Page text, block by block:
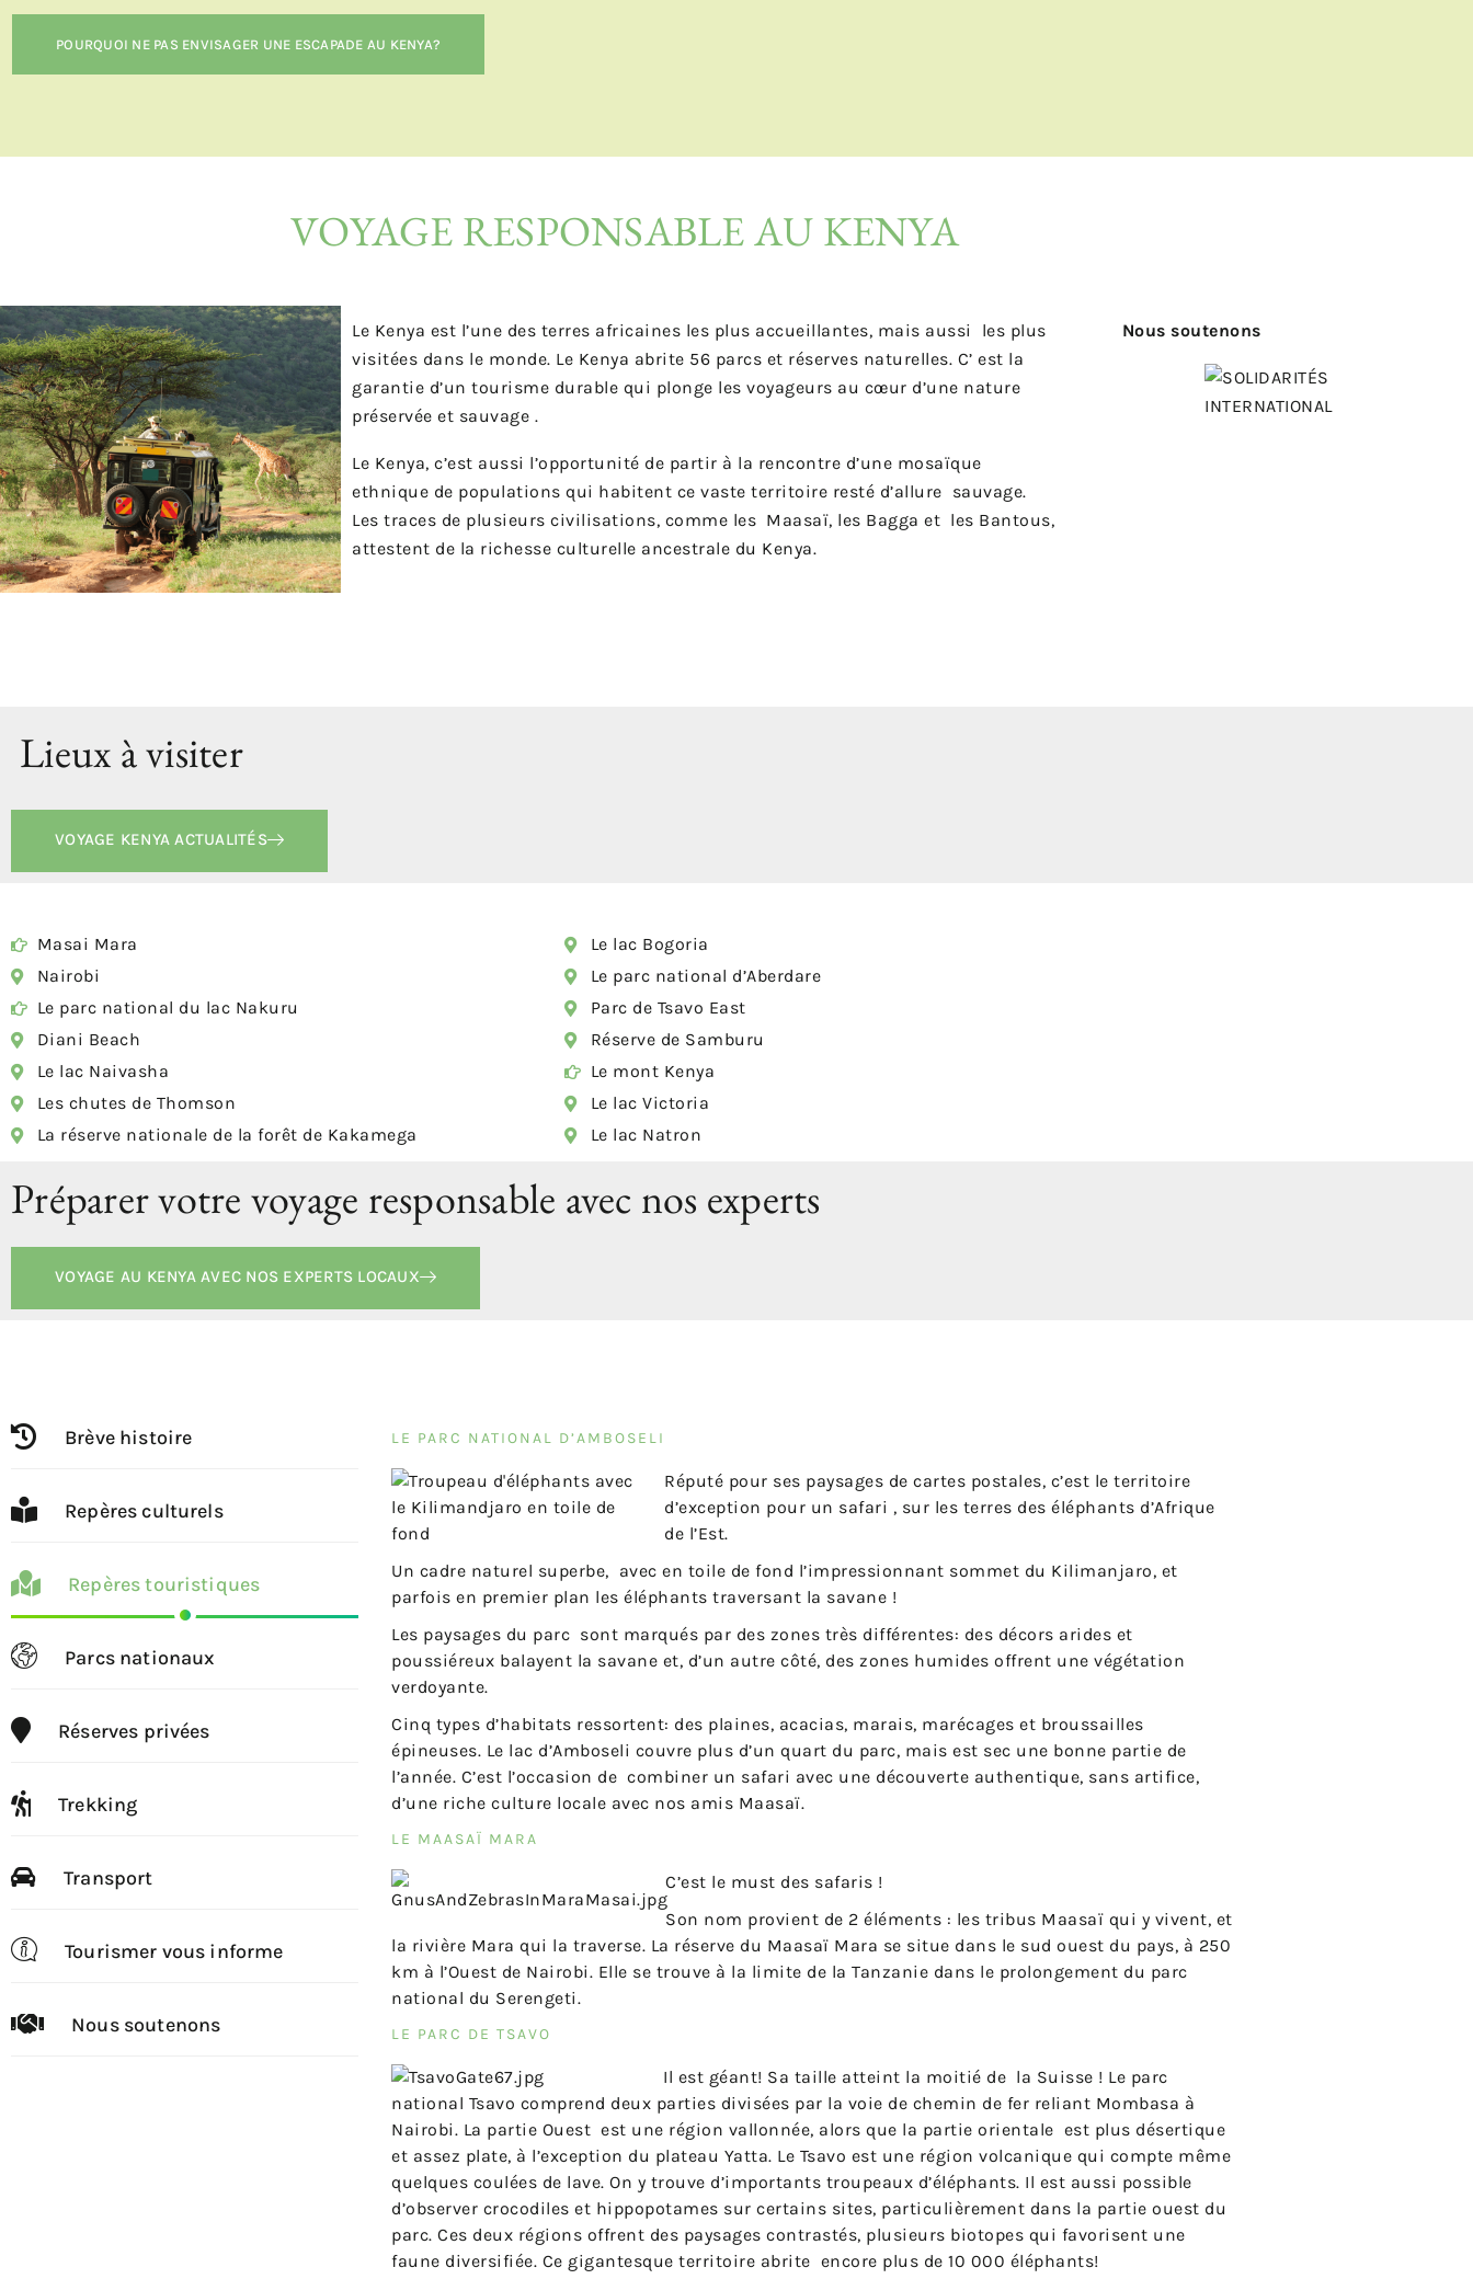
POURQUOI NE PAS ENVISAGER UNE ESCAPADE AU KENYA?
VOYAGE RESPONSABLE AU KENYA
Le Kenya est l’une des terres africaines les plus accueillantes, mais aussi les plus
visitées dans le monde. Le Kenya abrite 56 parcs et réserves naturelles. C’ est la
garantie d’un tourisme durable qui plonge les voyageurs au cœur d’une nature
préservée et sauvage .
Le Kenya, c’est aussi l’opportunité de partir à la rencontre d’une mosaïque
ethnique de populations qui habitent ce vaste territoire resté d’allure sauvage.
Les traces de plusieurs civilisations, comme les Maasaï, les Bagga et les Bantous,
attestent de la richesse culturelle ancestrale du Kenya.
Nous soutenons
Lieux à visiter
VOYAGE KENYA ACTUALITÉS
Masai Mara
Nairobi
Le parc national du lac Nakuru
Diani Beach
Le lac Naivasha
Les chutes de Thomson
La réserve nationale de la forêt de Kakamega
Le lac Bogoria
Le parc national d’Aberdare
Parc de Tsavo East
Réserve de Samburu
Le mont Kenya
Le lac Victoria
Le lac Natron
Préparer votre voyage responsable avec nos experts
VOYAGE AU KENYA AVEC NOS EXPERTS LOCAUX
Brève histoire
Repères culturels
Repères touristiques
Parcs nationaux
Réserves privées
Trekking
Transport
Tourismer vous informe
Nous soutenons
LE PARC NATIONAL D’AMBOSELI
Réputé pour ses paysages de cartes postales, c’est le territoire
d’exception pour un safari , sur les terres des éléphants d’Afrique
de l’Est.
Un cadre naturel superbe, avec en toile de fond l’impressionnant sommet du Kilimanjaro, et
parfois en premier plan les éléphants traversant la savane !
Les paysages du parc sont marqués par des zones très différentes: des décors arides et
poussiéreux balayent la savane et, d’un autre côté, des zones humides offrent une végétation
verdoyante.
Cinq types d’habitats ressortent: des plaines, acacias, marais, marécages et broussailles
épineuses. Le lac d’Amboseli couvre plus d’un quart du parc, mais est sec une bonne partie de
l’année. C’est l’occasion de combiner un safari avec une découverte authentique, sans artifice,
d’une riche culture locale avec nos amis Maasaï.
LE MAASAÏ MARA
C’est le must des safaris !
Son nom provient de 2 éléments : les tribus Maasaï qui y vivent, et
la rivière Mara qui la traverse. La réserve du Maasaï Mara se situe dans le sud ouest du pays, à 250
km à l’Ouest de Nairobi. Elle se trouve à la limite de la Tanzanie dans le prolongement du parc
national du Serengeti.
LE PARC DE TSAVO
Il est géant! Sa taille atteint la moitié de la Suisse ! Le parc
national Tsavo comprend deux parties divisées par la voie de chemin de fer reliant Mombasa à
Nairobi. La partie Ouest est une région vallonnée, alors que la partie orientale est plus désertique
et assez plate, à l’exception du plateau Yatta. Le Tsavo est une région volcanique qui compte même
quelques coulées de lave. On y trouve d’importants troupeaux d’éléphants. Il est aussi possible
d’observer crocodiles et hippopotames sur certains sites, particulièrement dans la partie ouest du
parc. Ces deux régions offrent des paysages contrastés, plusieurs biotopes qui favorisent une
faune diversifiée. Ce gigantesque territoire abrite encore plus de 10 000 éléphants!